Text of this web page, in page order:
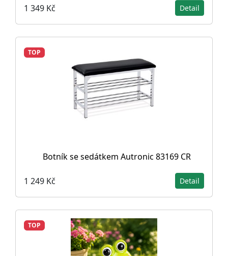
1 349 Kč Detail
TOP
Botník se sedátkem Autronic 83169 CR
1 249 Kč Detail
TOP